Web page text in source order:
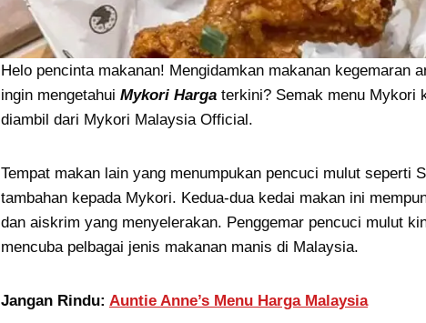
Helo pencinta makanan! Mengidamkan makanan kegemaran
ingin mengetahui Mykori Harga terkini? Semak menu Mykori
diambil dari Mykori Malaysia Official.
Tempat makan lain yang menumpukan pencuci mulut seperti
tambahan kepada Mykori. Kedua-dua kedai makan ini
dan aiskrim yang menyelerakan. Penggemar pencuci mulut
mencuba pelbagai jenis makanan manis di Malaysia.
Jangan Rindu: Auntie Anne’s Menu Harga Malaysia